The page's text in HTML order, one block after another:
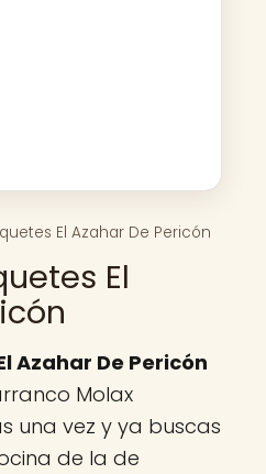
El Azahar De Pericón
El
Azahar De Pericón
Molax
una vez y ya buscas
de la de